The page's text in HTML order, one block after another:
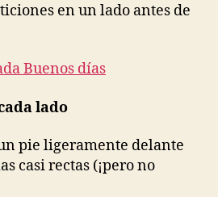
en un lado antes de
Buenos días
lado
pie ligeramente delante
casi rectas (¡pero no